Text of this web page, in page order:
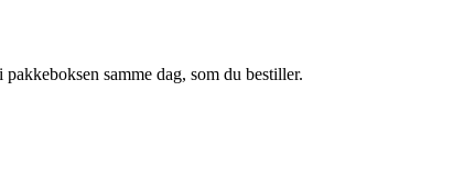
samme dag, som du bestiller.